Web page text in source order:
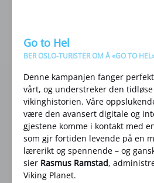
Go to Hel
BER OSLO-TURISTER OM Å «GO TO
Denne kampanjen fanger
vårt, og understreker den
vikinghistorien. Våre
være den avansert digitale og
gjestene komme i kontakt med
som gjr fortiden levende på en
lærerikt og spennende – og
sier Rasmus Ramstad,
Viking Planet.